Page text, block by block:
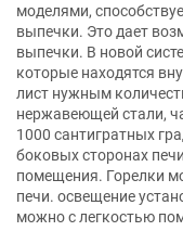
моделями,
выпечки. Это дает
выпечки. В новой
которые находятся
лист нужным
нержавеющей стали,
1000 сантигратных
боковых сторонах
помещения. Горелки
печи. освещение
можно с легкостью